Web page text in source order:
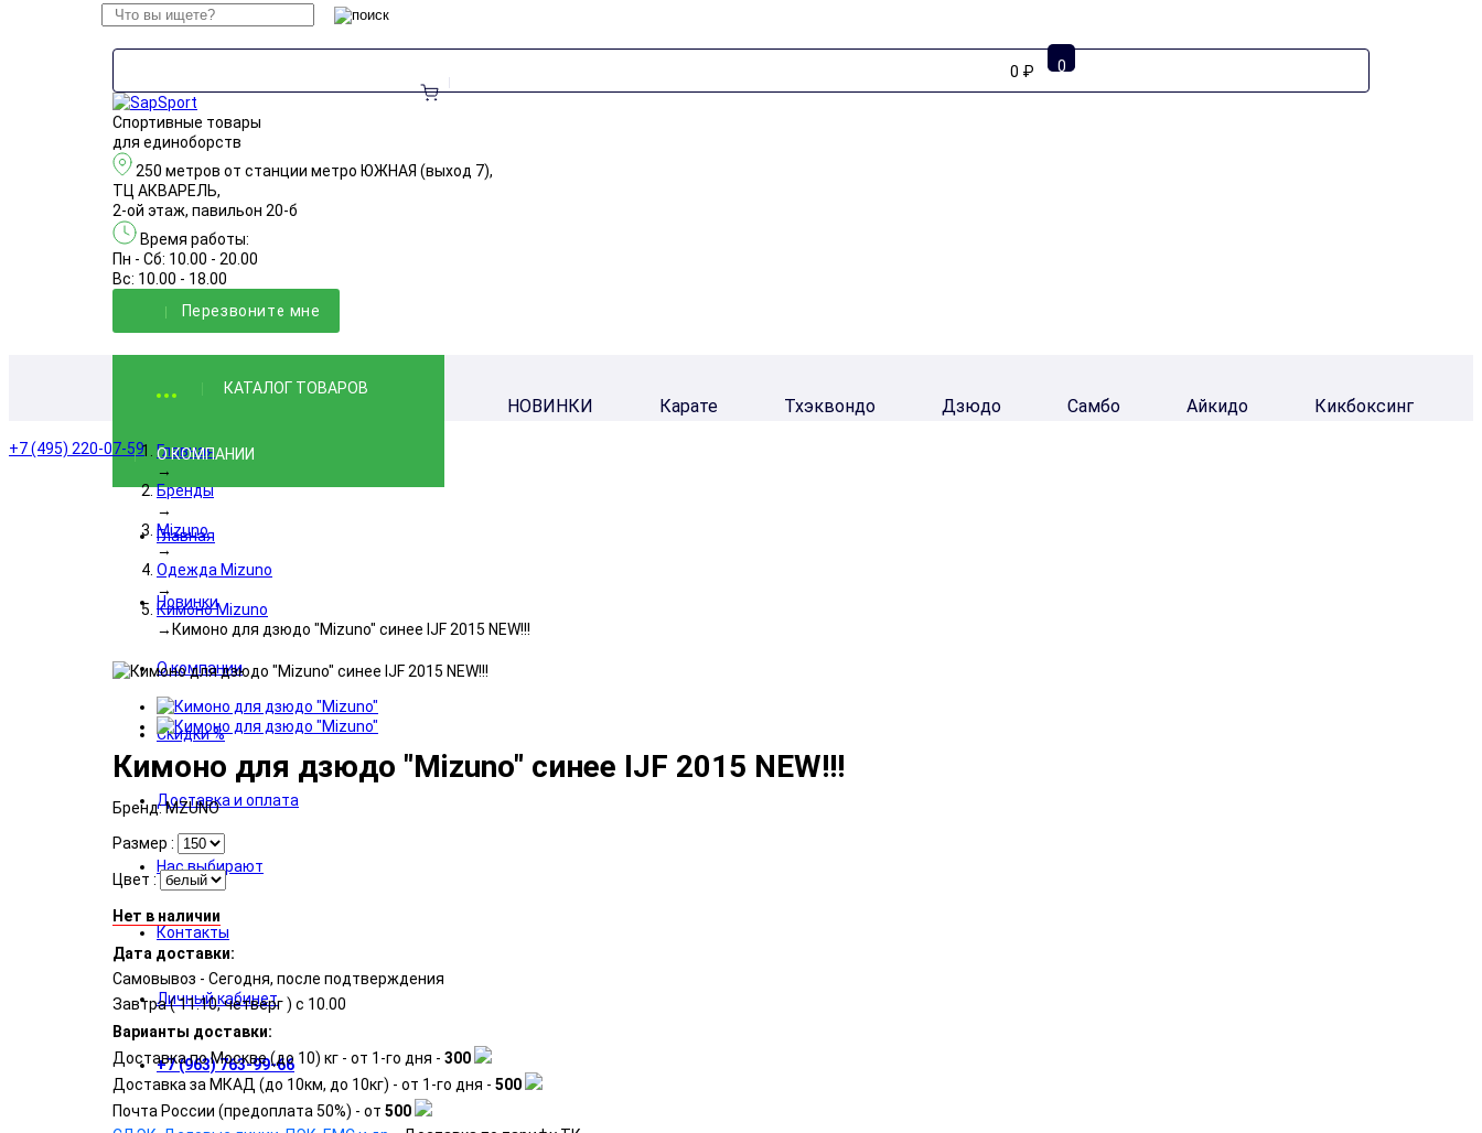
0 ₽ 0
Спортивные товары
для единоборств
250 метров от станции метро ЮЖНАЯ (выход 7),
ТЦ АКВАРЕЛЬ,
2-ой этаж, павильон 20-б
Время работы:
Пн - Сб: 10.00 - 20.00
Вс: 10.00 - 18.00
Перезвонитe мне
КАТАЛОГ ТОВАРОВ
О КОМПАНИИ
Главная
Новинки
О компании
Скидки %
Доставка и оплата
Нас выбирают
Контакты
Личный кабинет
+7 (963) 763-99-66
НОВИНКИ Карате Тхэквондо Дзюдо Самбо Айкидо Кикбоксинг
+7 (495) 220-07-59
Главная
→
Бренды
→
Mizuno
→
Одежда Mizuno
→
Кимоно Mizuno
→ Кимоно для дзюдо "Mizuno" синее IJF 2015 NEW!!!
Кимоно для дзюдо "Mizuno" синее IJF 2015 NEW!!!
Бренд:MZUNO
Размер :
Цвет :
Нет в наличии
Дата доставки:
Самовывоз - Сегодня, после подтверждения
Завтра (11.10, четверг) с 10.00
Варианты доставки:
Доставка по Москве (до 10) кг - от 1-го дня - 300
Доставка за МКАД (до 10км, до 10кг) - от 1-го дня - 500
Почта России (предоплата 50%) - от 500